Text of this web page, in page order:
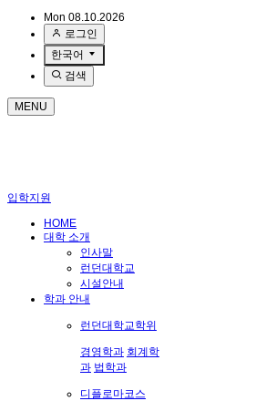
Mon 08.10.2026
로그인
한국어
검색
MENU
입학지원
HOME
대학 소개
인사말
런던대학교
시설안내
학과 안내
런던대학교학위
경영학과 회계학
과 법학과
디플로마코스